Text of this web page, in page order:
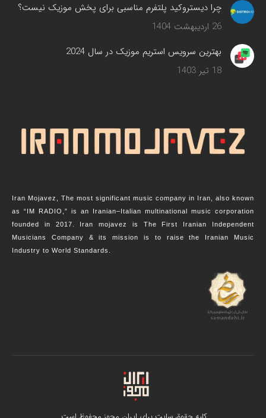
چرا دیستروکید پلتفرم مناسبی برای پخش موزیک نیست؟
26 اردیبهشت 1404
بهترین سرویس‌ استریم موزیک در سال 2024
18 تیر 1403
Iran Mojavez, The most significant music company in Iran, also known
as “IM RADIO,” is an Iranian–Italian multinational music corporation
founded in 2017. Iran mojavez is The First Iranian Independent
Musicians Company & its mission is to raise the Iranian Music
Industry to World Standards.